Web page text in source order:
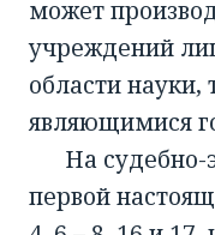
может
учреждений
области науки,
являющимися
На судебно-
первой